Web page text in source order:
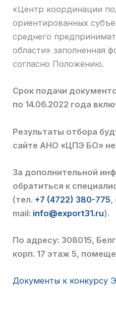
«Центр координации
ориентированных
среднего
области» заполненная
согласно Положению.
Срок подачи
по 14.06.2022 года
Результаты отбора
сайте АНО «ЦПЭ БО» не
За дополнительной
обратиться к
(тел. +7 (4722) 380-775,
mail: info@export31.ru).
По адресу: 308015,
корп. 17 этаж 5,
Документы к конкурсу